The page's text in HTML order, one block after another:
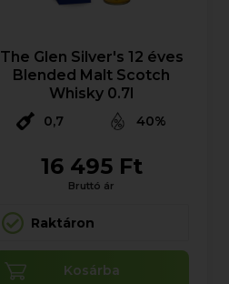
The Glen Silver's 12 éves
Blended Malt Scotch
Whisky 0.7l
0,7 40%
16 495 Ft
Bruttó ár
Raktáron
Kosárba